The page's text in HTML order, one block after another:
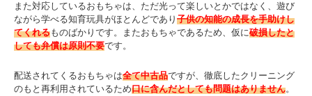
また対応しているおもちゃは、ただ光って楽しいとかではなく、遊び
ながら学べる知育玩具がほとんどであり 子供の知能の成長を手助けし
てくれるものばかりです。またおもちゃであるため、仮に破損したと
しても弁償は原則不要です。
配送されてくるおもちゃは全て中古品ですが、徹底したクリーニング
のもと再利用されているため口に含んだとしても問題はありません。